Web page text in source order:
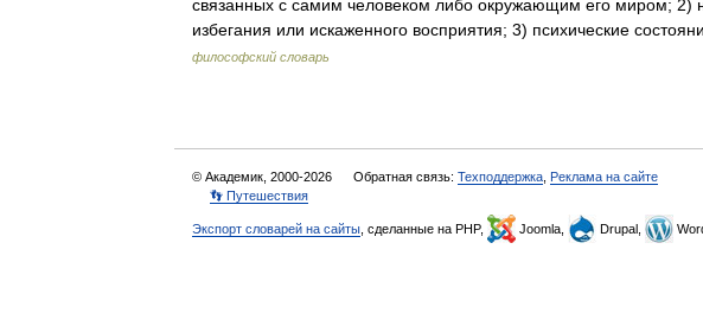
связанных с самим человеком либо окружающим его миром; 2)
избегания или искаженного восприятия; 3) психические
философский словарь
© Академик, 2000-2026 Обратная связь: Техподдержка Реклама на сайте
👣 Путешествия
Экспорт словарей на сайты , сделанные на PHP, Joomla, Drupal,